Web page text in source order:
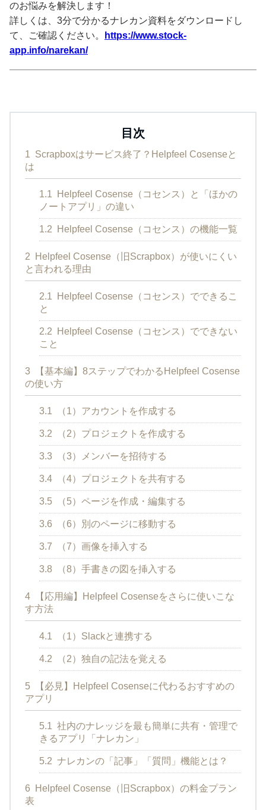
のお悩みを解決します！
詳しくは、3分で分かるナレカン資料をダウンロードし
て、ご確認ください。
https://www.stock-
app.info/narekan/
目次
1 Scrapboxはサービス終了？Helpfeel Cosenseと
は
1.1
Helpfeel Cosense（コセンス）と「ほかの
ノートアプリ」の違い
1.2 Helpfeel Cosense（コセンス）の機能一覧
2
Helpfeel Cosense（旧Scrapbox）が使いにくい
と言われる理由
2.1
Helpfeel Cosense（コセンス）でできるこ
と
2.2
Helpfeel Cosense（コセンス）でできない
こと
3
【基本編】8ステップでわかるHelpfeel Cosense
の使い方
3.1 （1）アカウントを作成する
3.2 （2）プロジェクトを作成する
3.3 （3）メンバーを招待する
3.4 （4）プロジェクトを共有する
3.5 （5）ページを作成・編集する
3.6 （6）別のページに移動する
3.7 （7）画像を挿入する
3.8 （8）手書きの図を挿入する
4
【応用編】Helpfeel Cosenseをさらに使いこな
す方法
4.1 （1）Slackと連携する
4.2 （2）独自の記法を覚える
5
【必見】Helpfeel Cosenseに代わるおすすめの
アプリ
5.1 社内のナレッジを最も簡単に共有・管理で
きるアプリ「ナレカン」
5.2 ナレカンの「記事」「質問」機能とは？
6
Helpfeel Cosense（旧Scrapbox）の料金プラン
表